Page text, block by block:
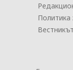
Политика
Вестникът